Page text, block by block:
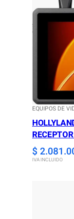
EQUIPOS DE
$
IVA INCLUIDO